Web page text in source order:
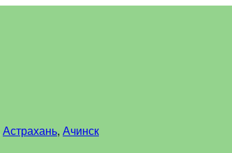
Астрахань, Ачинск